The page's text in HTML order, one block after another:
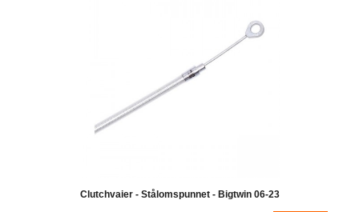
Clutchvaier - Stålomspunnet - Bigtwin 06-23